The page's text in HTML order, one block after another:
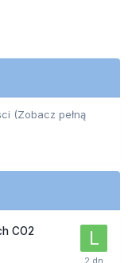
(Zobacz pełną
CO2